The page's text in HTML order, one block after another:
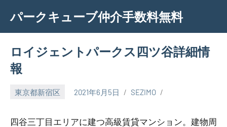
content
パークキューブ仲介手数料無料
ロイジェントパークス四ツ谷詳細情
報
東京都新宿区 2021年6月5日 SEZIMO
四谷三丁目エリアに建つ高級賃貸マンション。建物周